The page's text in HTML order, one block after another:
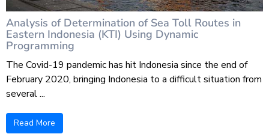
Analysis of Determination of Sea Toll Routes in
Eastern Indonesia (KTI) Using Dynamic
Programming
The Covid-19 pandemic has hit Indonesia since the end of
February 2020, bringing Indonesia to a difficult situation from
several ...
Read More